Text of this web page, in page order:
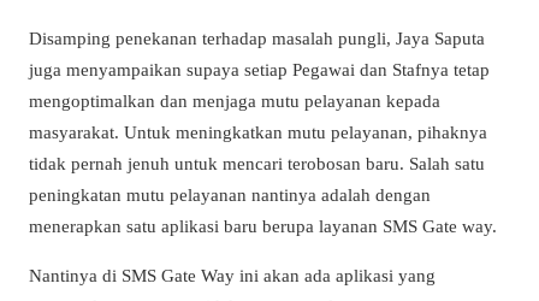
Disamping penekanan terhadap masalah pungli, Jaya Saputa
juga menyampaikan supaya setiap Pegawai dan Stafnya tetap
mengoptimalkan dan menjaga mutu pelayanan kepada
masyarakat. Untuk meningkatkan mutu pelayanan, pihaknya
tidak pernah jenuh untuk mencari terobosan baru. Salah satu
peningkatan mutu pelayanan nantinya adalah dengan
menerapkan satu aplikasi baru berupa layanan SMS Gate way.
Nantinya di SMS Gate Way ini akan ada aplikasi yang